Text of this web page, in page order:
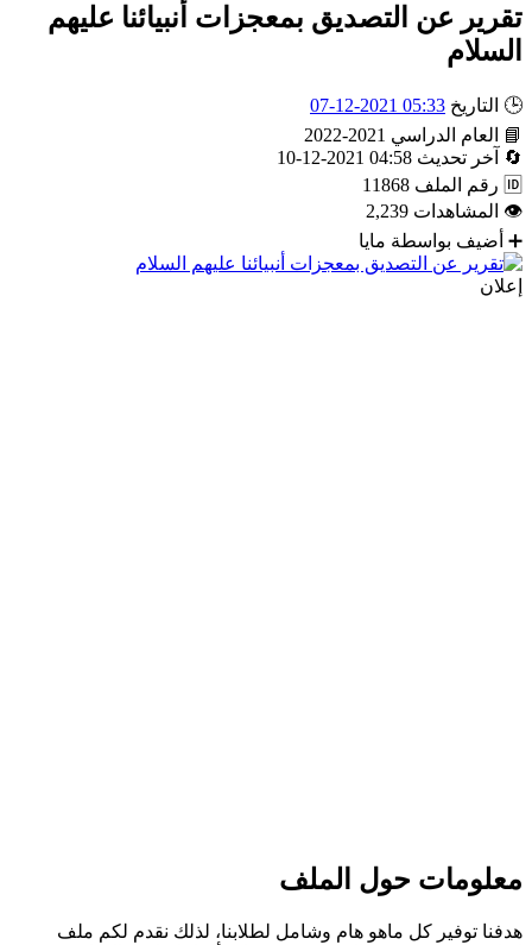
تقرير عن التصديق بمعجزات أنبيائنا عليهم
السلام
🕒 التاريخ 05:33 2021-12-07
📘
العام الدراسي 2021-2022
🔄
آخر تحديث 04:58 2021-12-10
🆔 رقم الملف 11868
👁
المشاهدات 2,239
➕
أضيف بواسطة مايا
إعلان
معلومات حول الملف
هدفنا توفير كل ماهو هام وشامل لطلابنا، لذلك نقدم لكم ملف